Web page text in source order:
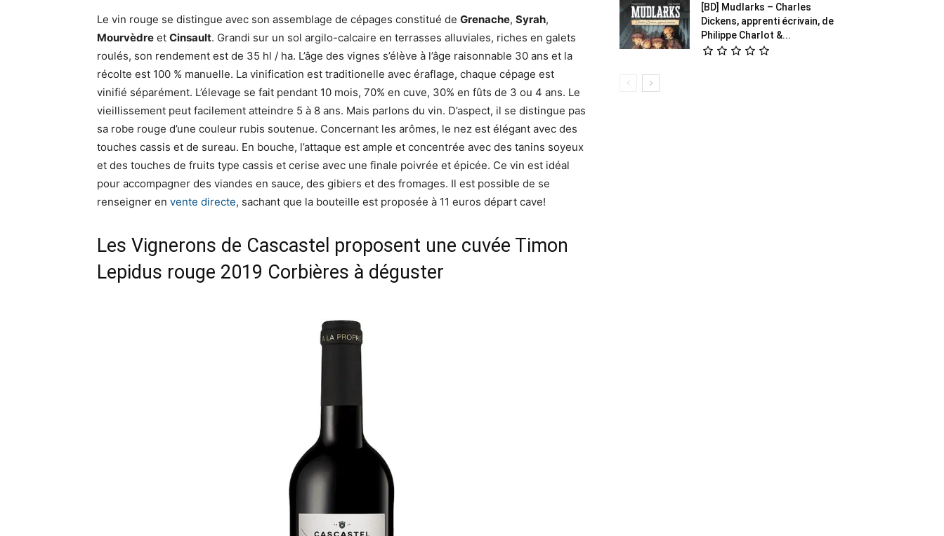
Le vin rouge se distingue avec son assemblage de cépages constitué de Grenache, Syrah,
Mourvèdre et Cinsault. Grandi sur un sol argilo-calcaire en terrasses alluviales, riches en galets
roulés, son rendement est de 35 hl / ha. L’âge des vignes s’élève à l’âge raisonnable 30 ans et la
récolte est 100 % manuelle. La vinification est traditionelle avec éraflage, chaque cépage est
vinifié séparément. L’élevage se fait pendant 10 mois, 70% en cuve, 30% en fûts de 3 ou 4 ans. Le
vieillissement peut facilement atteindre 5 à 8 ans. Mais parlons du vin. D’aspect, il se distingue pas
sa robe rouge d’une couleur rubis soutenue. Concernant les arômes, le nez est élégant avec des
touches cassis et de sureau. En bouche, l’attaque est ample et concentrée avec des tanins soyeux
et des touches de fruits type cassis et cerise avec une finale poivrée et épicée. Ce vin est idéal
pour accompagner des viandes en sauce, des gibiers et des fromages. Il est possible de se
renseigner en vente directe, sachant que la bouteille est proposée à 11 euros départ cave!
Les Vignerons de Cascastel proposent une cuvée Timon
Lepidus rouge 2019 Corbières à déguster
[BD] Mudlarks – Charles
Dickens, apprenti écrivain, de
Philippe Charlot &...